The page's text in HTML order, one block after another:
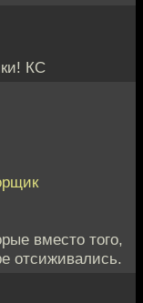
КС
вместо того,
отсиживались.